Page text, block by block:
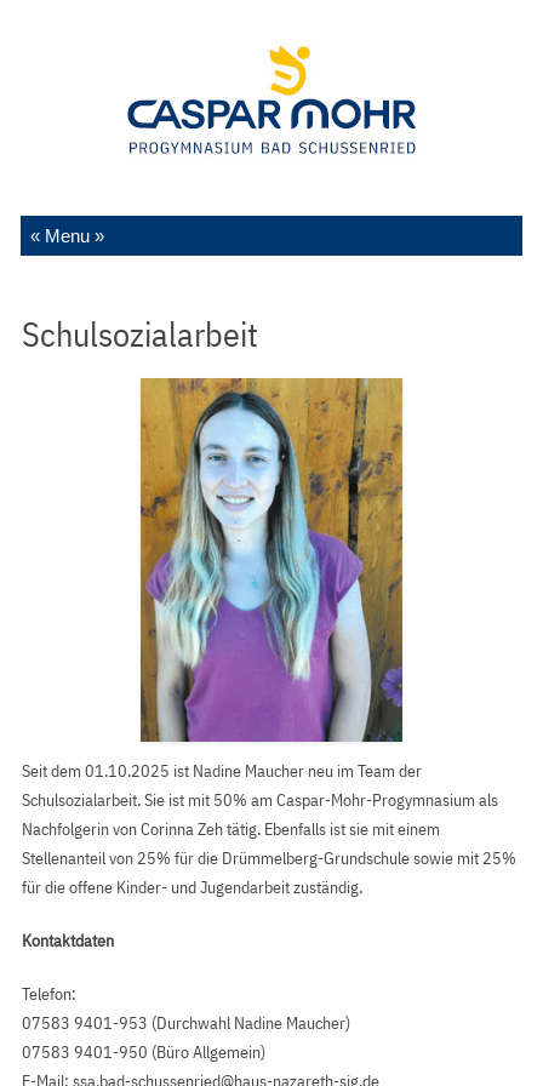
Zum Inhalt springen
Schulsozialarbeit
Seit dem 01.10.2025 ist Nadine Maucher neu im Team der
Schulsozialarbeit. Sie ist mit 50% am Caspar-Mohr-Progymnasium als
Nachfolgerin von Corinna Zeh tätig. Ebenfalls ist sie mit einem
Stellenanteil von 25% für die Drümmelberg-Grundschule sowie mit 25%
für die offene Kinder- und Jugendarbeit zuständig.
Kontaktdaten
Telefon:
07583 9401-953 (Durchwahl Nadine Maucher)
07583 9401-950 (Büro Allgemein)
E-Mail: ssa.bad-schussenried@haus-nazareth-sig.de